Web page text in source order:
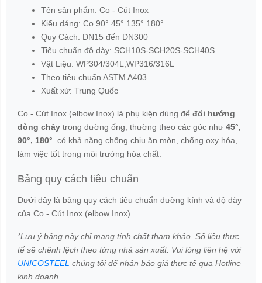
Tên sản phẩm: Co - Cút Inox
Kiểu dáng: Co 90° 45° 135° 180°
Quy Cách: DN15 đến DN300
Tiêu chuẩn độ dày: SCH10S-SCH20S-SCH40S
Vật Liệu: WP304/304L,WP316/316L
Theo tiêu chuẩn ASTM A403
Xuất xứ: Trung Quốc
Co - Cút Inox (elbow Inox) là phụ kiện dùng để đổi hướng
dòng chảy trong đường ống, thường theo các góc như 45°,
90°, 180° . có khả năng chống chịu ăn mòn, chống oxy hóa,
làm việc tốt trong môi trường hóa chất.
Bảng quy cách tiêu chuẩn
Dưới đây là bảng quy cách tiêu chuẩn đường kính và độ dày
của Co - Cút Inox (elbow Inox)
*Lưu ý bảng này chỉ mang tính chất tham khảo. Số liệu thực
tế sẽ chênh lệch theo từng nhà sản xuất. Vui lòng liên hệ với
UNICOSTEEL chúng tôi để nhận báo giá thực tế qua Hotline
kinh doanh